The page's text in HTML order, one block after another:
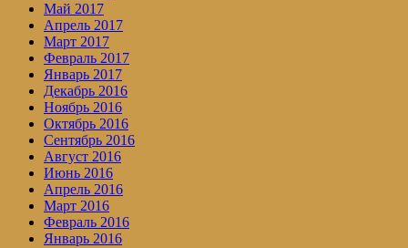
Май 2017
Апрель 2017
Март 2017
Февраль 2017
Январь 2017
Декабрь 2016
Ноябрь 2016
Октябрь 2016
Сентябрь 2016
Август 2016
Июнь 2016
Апрель 2016
Март 2016
Февраль 2016
Январь 2016